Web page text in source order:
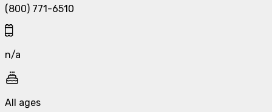
(800) 771-6510
n/a
All ages